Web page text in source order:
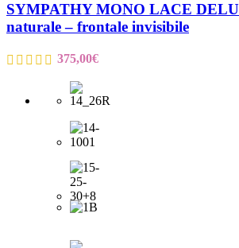
SYMPATHY MONO LACE
naturale – frontale invisibile
375,00€